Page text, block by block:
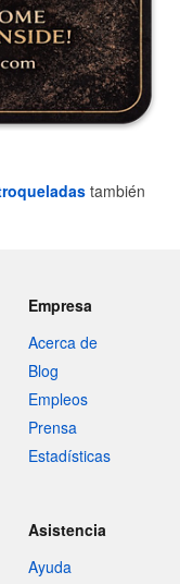
también
Empresa
Acerca de
Blog
Empleos
Prensa
Estadísticas
Asistencia
Ayuda